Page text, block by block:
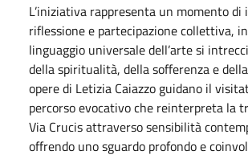
L’iniziativa rappresenta un momento di
riflessione e partecipazione collettiva,
linguaggio universale dell’arte si
della spiritualità, della sofferenza e
opere di Letizia Caiazzo guidano il
percorso evocativo che reinterpreta la
Via Crucis attraverso sensibilità
offrendo uno sguardo profondo e